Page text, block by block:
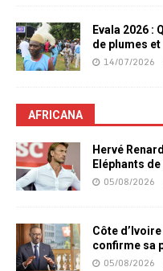
Evala 2026 :
de plumes
14/07/2026
AFRICANA
Hervé
Eléphants
05/08/2026
Côte
confirme sa
05/08/2026